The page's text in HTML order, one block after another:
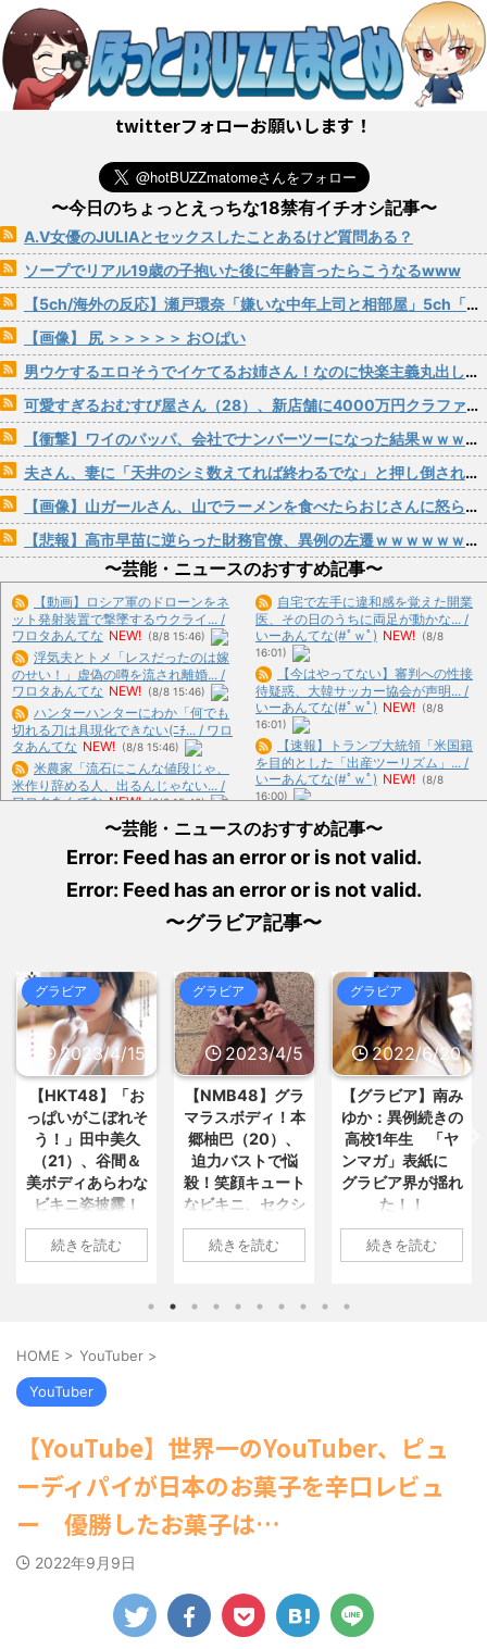
twitterフォローお願いします！
〜今日のちょっとえっちな18禁有イチオシ記事〜
A.V女優のJULIAとセックスしたことあるけど質問ある？
ソープでリアル19歳の子抱いた後に年齢言ったらこうなるwww
【5ch/海外の反応】瀬戸環奈「嫌いな中年上司と相部屋」5ch「堕ちるの早すぎ」海外「IMAXの大画面で見たい」
【画像】 尻 ＞＞＞＞＞ お○ぱい
男ウケするエロそうでイケてるお姉さん！なのに快楽主義丸出し感度良すぎでハメ潮炸裂！イキまくりオゲレツSEX！！ 葉月まゆ
可愛すぎるおむすび屋さん（28）、新店舗に4000万円クラファンした成功した結果弱男集団から叩かれてしまうｗｗｗｗ
【衝撃】ワイのパッパ、会社でナンバーツーになった結果ｗｗｗｗｗｗｗｗｗｗ
夫さん、妻に「天井のシミ数えてれば終わるでな」と押し倒されて性行為 → 凄いことになるｗｗｗｗｗ
【画像】山ガールさん、山でラーメンを食べたらおじさんに怒られるｗｗｗ
【悲報】高市早苗に逆らった財務官僚、異例の左遷ｗｗｗｗｗｗｗｗ
〜芸能・ニュースのおすすめ記事〜
【動画】ロシア軍のドローンをネ
ット発射装置で撃墜するウクライ... /
ワロタあんてな NEW! (8/8 15:46)
浮気夫とトメ「レスだったのは嫁
のせい！」虚偽の噂を流され離婚... /
ワロタあんてな NEW! (8/8 15:46)
ハンターハンターにわか「何でも
切れる刀は具現化できない(ﾆﾁ... / ワロ
タあんてな NEW! (8/8 15:46)
米農家「流石にこんな値段じゃ、
米作り辞める人、出るんじゃない... /
ワロタあんてな NEW! (8/8 15:46)
女芸人の吉住さん（36）メイクし
たら普通に美人の部類だったと... / ワ
ロタあんてな NEW! (8/8 15:46)
の待ち合わせにたった2分遅刻し... /
(8/8 15:07)
おまとめ : おすすめ NEW! (8/8 15:03)
【画像】美人JD「すき家のロース
トビーフ丼1人で食べてきた！... / お
まとめ : おすすめ NEW! (8/8 15:03)
【NASAが開発】着るだけで瞬時
に-15℃冷却する冷感ポンチ... / おま
とめ : おすすめ NEW! (8/8 14:25)
退職前のわい 無敵状態www / お
まとめ : おすすめ NEW! (8/8 14:05)
【信長の野望・新生】米問屋をど
気になるニュースまとめアンテナ
(8/29 00:02)
なるニュースまとめアンテナ
(8/29
【悲報】乃木中３０ｔｈヒット祈
願が死ぬほど / 気になるニュースまと
めアンテナ
(8/29 00:00)
【モバマスSS】志希「苺の美味し
になるニュースまとめアンテナ
(8/29
00:00)
【速報】スプラトゥーン公式、謝
罪 / 気になるニュースまとめアンテナ
Powered by livedoor 相互
RSS
自宅で左手に違和感を覚えた開業
医、その日のうちに両足が動かな... /
いーあんてな(#ﾟｗﾟ) NEW! (8/8
16:01)
【今はやってない】審判への性接
待疑惑、大韓サッカー協会が声明... /
いーあんてな(#ﾟｗﾟ) NEW! (8/8
16:01)
【速報】トランプ大統領「米国籍
を目的とした「出産ツーリズム」... /
いーあんてな(#ﾟｗﾟ) NEW! (8/8
16:00)
【悲報】落語家「リベラルは多様
性を認めろ！と言いながら自分達... /
いーあんてな(#ﾟｗﾟ) NEW!
16:00)
「神聖なる場所です」靖国神社、
いーあんてな(#ﾟｗﾟ)
待疑惑…韓国サッカー協会が声明... /
5chまとめMAP(総合) NEW! (8/8
15:51)
アニメ業界「助けて！原作が枯渇
してるの！」←いや既存作品の2... /
5chまとめMAP(総合) NEW!
(8/8
15:49)
【緊急】ハロプロ新作FSK、唯一
全く売れないグループが・・・ / 5ch
まとめMAP(総合) NEW! (8/8 15:33)
【政治】夫・ひろゆきに西村ゆか
が“離婚”を提示「ひろゆき＆い... /
5chまとめMAP(総合)
NEW!
15:31)
【ミスマガジン2027】ベスト10
が「ヤンマガ」表紙に！ フ... / 5ch
22:26)
【為替相場】為替介入により一時
1ドル157円台 しかし戻しも... / にゅー
すなう！ まとめアンテナ (7/30
海外「日本よ、お前がナンバーワ
ンだ」 熊本地震直後の日本の対... / に
ゅーすなう！ まとめアンテナ
〜芸能・ニュースのおすすめ記事〜
Error: Feed has an error or is not valid.
Error: Feed has an error or is not valid.
〜グラビア記事〜
グラビア
2023/4/5
【NMB48】グラ
マラスボディ！本
郷柚巴（20）、
迫力バストで悩
殺！笑顔キュート
なビキニ、セクシ
ーニット、ランジ
ェリー姿披露
NMB48の本郷柚巴
が、漫画誌『ヤン
グアニマル』（白
イト『ヤングアニ
マルWeb』のグラ
ビアに初登場し
ボディを武器に、
中の本郷。 今回、
トが掲載されてお
り、ボディライン
続きを読む
グラビア
2022/6/20
【グラビア】南み
ゆか：異例続きの
高校1年生 「ヤ
ンマガ」表紙に
グラビア界が揺れ
た！！
1: 名無しさん
2022/06/20(月)
「OS☆K」の南み
ゆかさんが、6月
20日発売のマンガ
ガジン」（講談
日生まれの16歳。
今年2月に同誌の表
続きを読む
グラビア
2022/6/18
【速報です!!!】中
川翔子「写真集」
2位 8キロ減の
ランジェリーカッ
トほか「今まで以
上に攻めた」過去
最高に色っぽ
い“しょこたん”満
1: 名無しさん
ルミライ』（講談
部を売り上げ、
「写真集」で共に2
位にランクインし
た。 【写真18枚】
続きを読む
HOME > YouTuber >
YouTuber
【YouTube】世界一のYouTuber、ピュ
ーディパイが日本のお菓子を辛口レビュ
ー 優勝したお菓子は…
2022年9月9日